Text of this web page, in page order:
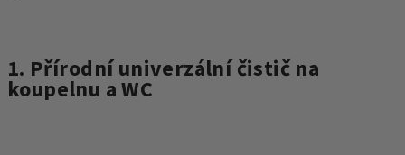
1. Přírodní univerzální čistič na
koupelnu a WC